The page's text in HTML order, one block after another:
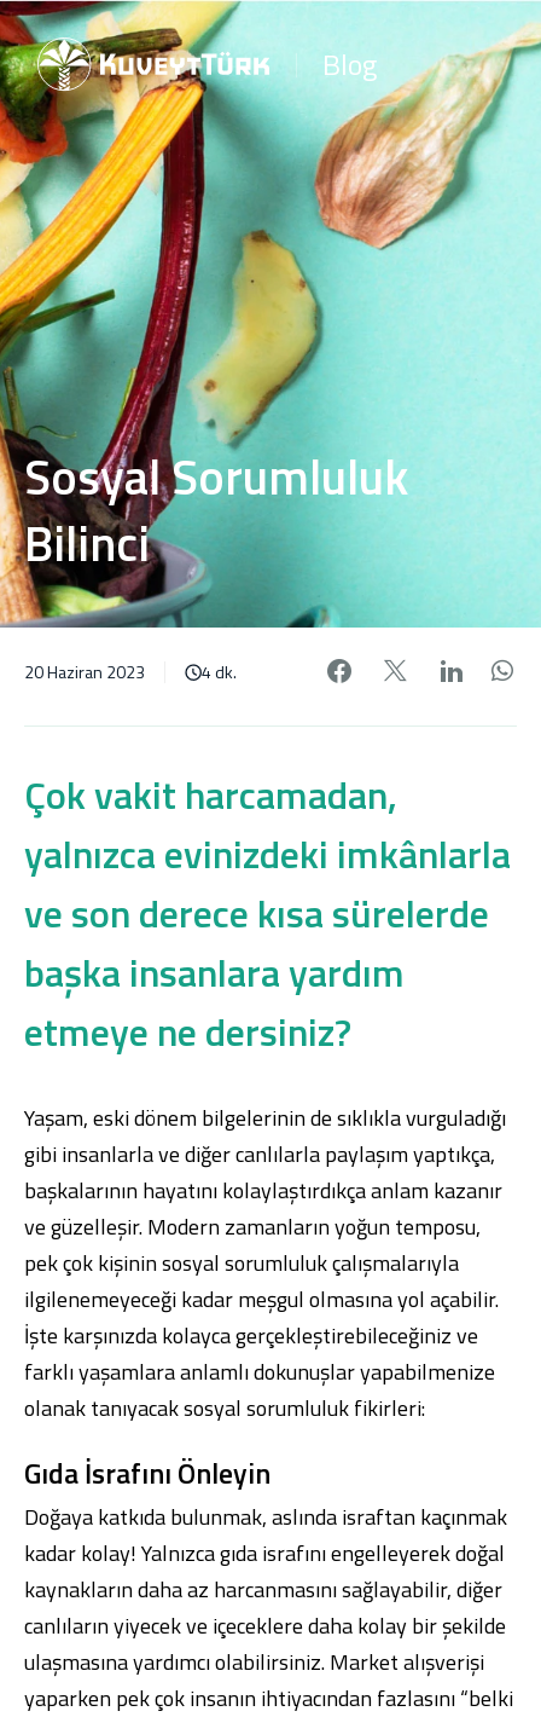
Blog
Sosyal Sorumluluk
Bilinci
20 Haziran 2023 4 dk. Facebook'da
X'de
Çok vakit harcamadan,
yalnızca evinizdeki imkânlarla
ve son derece kısa sürelerde
başka insanlara yardım
etmeye ne dersiniz?
Yaşam, eski dönem bilgelerinin de sıklıkla vurguladığı
gibi insanlarla ve diğer canlılarla paylaşım yaptıkça,
başkalarının hayatını kolaylaştırdıkça anlam kazanır
ve güzelleşir. Modern zamanların yoğun temposu,
pek çok kişinin sosyal sorumluluk çalışmalarıyla
ilgilenemeyeceği kadar meşgul olmasına yol açabilir.
İşte karşınızda kolayca gerçekleştirebileceğiniz ve
farklı yaşamlara anlamlı dokunuşlar yapabilmenize
olanak tanıyacak sosyal sorumluluk fikirleri:
Gıda İsrafını Önleyin
Doğaya katkıda bulunmak, aslında israftan kaçınmak
kadar kolay! Yalnızca gıda israfını engelleyerek doğal
kaynakların daha az harcanmasını sağlayabilir, diğer
canlıların yiyecek ve içeceklere daha kolay bir şekilde
ulaşmasına yardımcı olabilirsiniz. Market alışverişi
yaparken pek çok insanın ihtiyacından fazlasını “belki